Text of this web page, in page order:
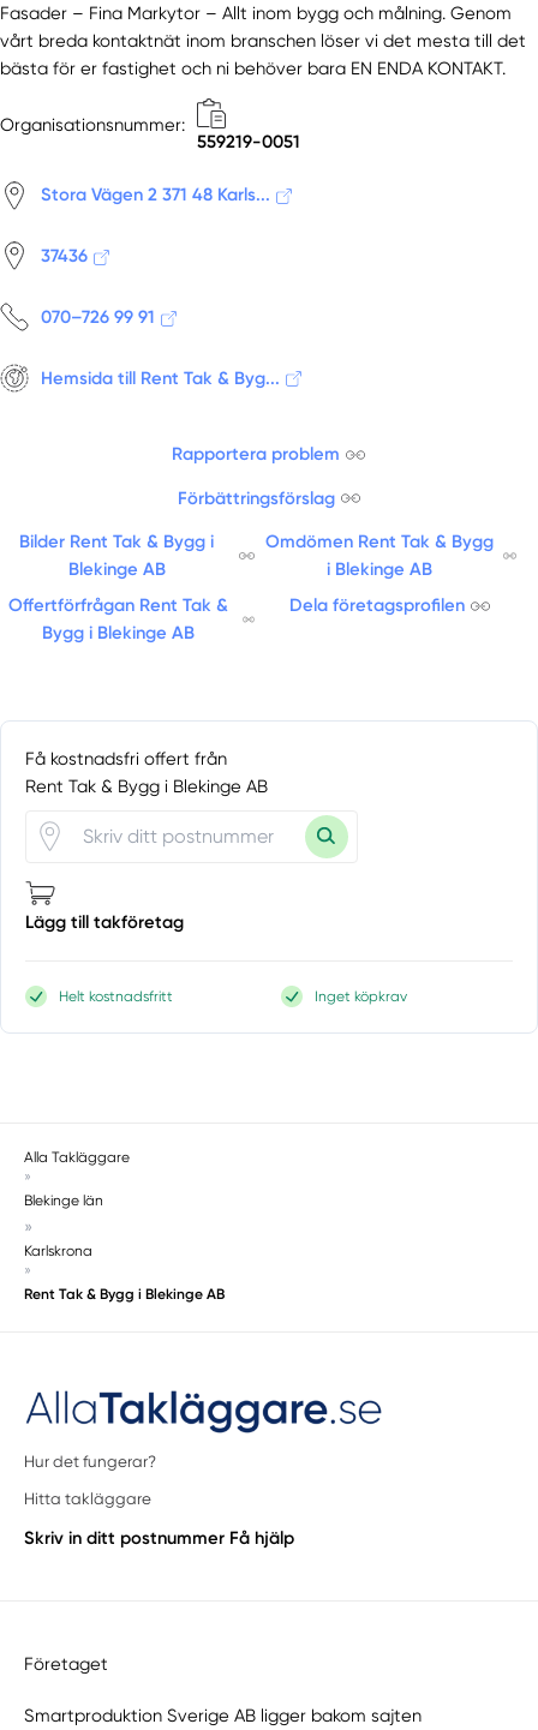
Fasader – Fina Markytor – Allt inom bygg och målning. Genom
vårt breda kontaktnät inom branschen löser vi det mesta till det
bästa för er fastighet och ni behöver bara EN ENDA KONTAKT.
Organisationsnummer:
559219-0051
Stora Vägen 2 371 48 Karls...
37436
070–726 99 91
Hemsida till Rent Tak & Byg...
Rapportera problem
Förbättringsförslag
Bilder Rent Tak & Bygg i
Blekinge AB
Omdömen Rent Tak & Bygg
i Blekinge AB
Offertförfrågan Rent Tak &
Bygg i Blekinge AB
Dela företagsprofilen
Få kostnadsfri offert från
Rent Tak & Bygg i Blekinge AB
Lägg till takföretag
Helt kostnadsfritt Inget köpkrav
Alla Takläggare
»
Blekinge län
»
Karlskrona
»
Rent Tak & Bygg i Blekinge AB
Hur det fungerar?
Hitta takläggare
Skriv in ditt postnummer Få hjälp
Företaget
Smartproduktion Sverige AB ligger bakom sajten